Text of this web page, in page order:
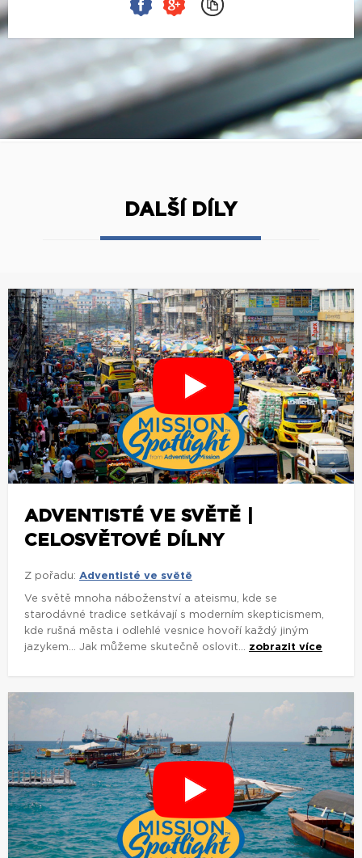
DALŠÍ DÍLY
ADVENTISTÉ VE SVĚTĚ |
CELOSVĚTOVÉ DÍLNY
Z pořadu: Adventisté ve světě
Ve světě mnoha náboženství a ateismu, kde se
starodávné tradice setkávají s moderním skepticismem,
kde rušná města i odlehlé vesnice hovoří každý jiným
jazykem... Jak můžeme skutečně oslovit... zobrazit více